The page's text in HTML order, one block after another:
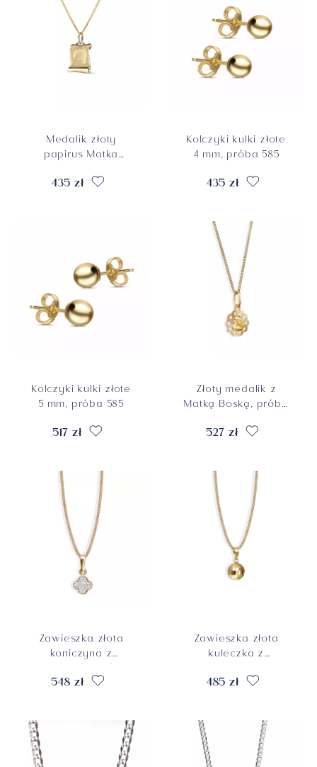
Medalik złoty
papirus Matka
Dzieciątkiem, próba
435 zł
Kolczyki kulki złote
4 mm, próba 585
435 zł
Kolczyki kulki złote
5 mm, próba 585
517 zł
Złoty medalik z
Matką Boską, próba
527 zł
Zawieszka złota
koniczyna z
cyrkoniami, próba
585
548 zł
Zawieszka złota
kuleczka z
powierzchnią,
485 zł